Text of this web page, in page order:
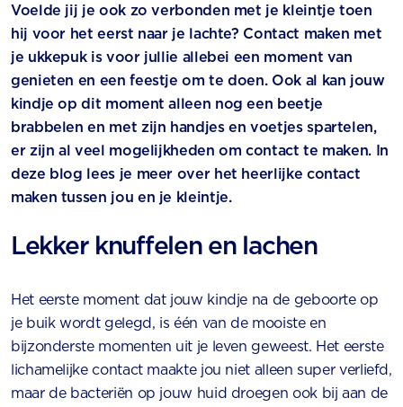
Voelde jij je ook zo verbonden met je kleintje toen
hij voor het eerst naar je lachte? Contact maken met
je ukkepuk is voor jullie allebei een moment van
genieten en een feestje om te doen. Ook al kan jouw
kindje op dit moment alleen nog een beetje
brabbelen en met zijn handjes en voetjes spartelen,
er zijn al veel mogelijkheden om contact te maken. In
deze blog lees je meer over het heerlijke contact
maken tussen jou en je kleintje.
Lekker knuffelen en lachen
Het eerste moment dat jouw kindje na de geboorte op
je buik wordt gelegd, is één van de mooiste en
bijzonderste momenten uit je leven geweest. Het eerste
lichamelijke contact maakte jou niet alleen super verliefd,
maar de bacteriën op jouw huid droegen ook bij aan de